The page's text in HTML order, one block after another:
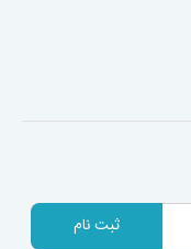
ثبت نام